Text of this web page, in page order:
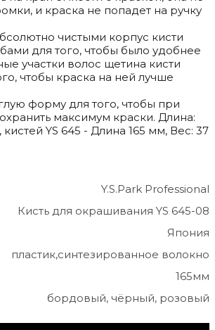
и краска не попадет на ручку
чистыми корпус кисти
для того, чтобы было удобнее
участки волос щетина кисти
чтобы краска на ней лучше
форму для того, чтобы при
максимум краски. Длина:
кистей YS 645 - Длина 165 мм, Вес: 37
Y.S.Park Professional
Кисть для окрашивания YS 645-08
Япония
пластик,синтезированное волокно
165мм
бордовый, чёрный, розовый